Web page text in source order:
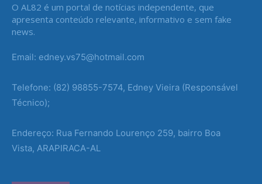
O AL82 é um portal de notícias independente, que
apresenta conteúdo relevante, informativo e sem fake
news.
Email: edney.vs75@hotmail.com
Telefone: (82) 98855-7574, Edney Vieira (Responsável
Técnico);
Endereço: Rua Fernando Lourenço 259, bairro Boa
Vista, ARAPIRACA-AL